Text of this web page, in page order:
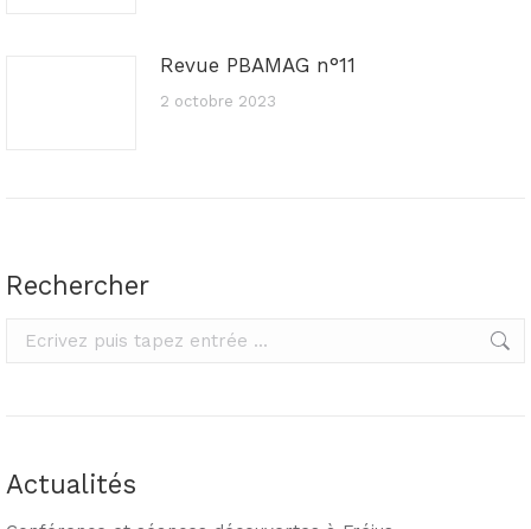
Revue PBAMAG n°11
2 octobre 2023
Rechercher
Rechercher
Actualités